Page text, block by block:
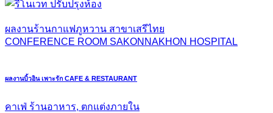
ผลงานร้านกาแฟภูหวาน สาขาเสรีไทย
CONFERENCE ROOM SAKONNAKHON HOSPITAL
ผลงานบิ้วอิน เพาะรัก CAFE & RESTAURANT
คาเฟ่ ร้านอาหาร, ตกแต่งภายใน